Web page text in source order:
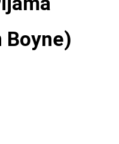
Boyne)